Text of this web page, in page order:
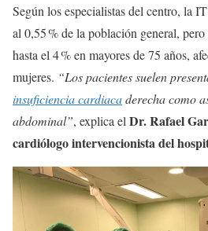
Según los especialistas del centro, la
al 0,55 % de la población general,
hasta el 4 % en mayores de 75 años,
mujeres. “Los pacientes suelen
insuficiencia cardiacaderecha como
abdominal”, explica elDr. Rafael
cardiólogo intervencionista del